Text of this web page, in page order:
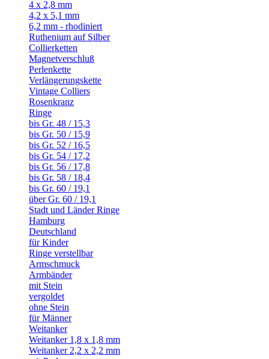
4 x 2,8 mm
4,2 x 5,1 mm
6,2 mm - rhodiniert
Ruthenium auf Silber
Collierketten
Magnetverschluß
Perlenkette
Verlängerungskette
Vintage Colliers
Rosenkranz
Ringe
bis Gr. 48 / 15,3
bis Gr. 50 / 15,9
bis Gr. 52 / 16,5
bis Gr. 54 / 17,2
bis Gr. 56 / 17,8
bis Gr. 58 / 18,4
bis Gr. 60 / 19,1
über Gr. 60 / 19,1
Stadt und Länder Ringe
Hamburg
Deutschland
für Kinder
Ringe verstellbar
Armschmuck
Armbänder
mit Stein
vergoldet
ohne Stein
für Männer
Weitanker
Weitanker 1,8 x 1,8 mm
Weitanker 2,2 x 2,2 mm